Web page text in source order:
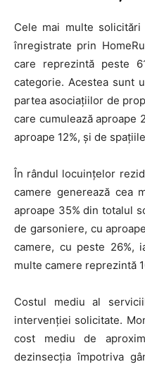
Cele mai multe
înregistrate prin
care reprezintă peste
categorie. Acestea sunt
partea asociațiilor de
care cumulează aproape
aproape 12%, și de
În rândul locuințelor
camere generează cea
aproape 35% din totalul
de garsoniere, cu
camere, cu peste 26%,
multe camere reprezintă
Costul mediu al
intervenției solicitate.
cost mediu de
dezinsecția împotriva